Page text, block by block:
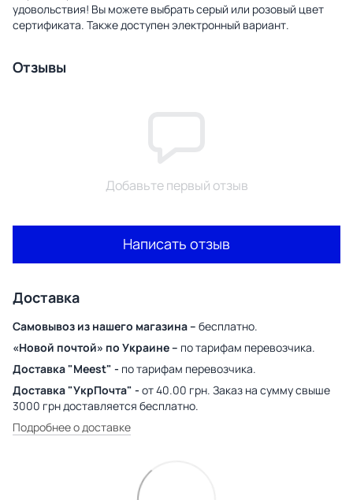
удовольствия! Вы можете выбрать серый или розовый цвет
сертификата. Также доступен электронный вариант.
Отзывы
Добавьте первый отзыв
Написать отзыв
Доставка
Самовывоз из нашего магазина – бесплатно.
«Новой почтой» по Украине – по тарифам перевозчика.
Доставка "Meest" - по тарифам перевозчика.
Доставка "УкрПочта" - от 40.00 грн. Заказ на сумму свыше
3000 грн доставляется бесплатно.
Подробнее о доставке